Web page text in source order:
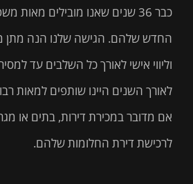
כבר 36 שנים שאנו מובילים
החדש שלהם. הגישה שלנו הנה מתן
וליווי אישי לאורך כל השלבים עד
לאורך השנים היינו שותפים למאות
אם מדובר במכירת דירות, בתים או
לרכישת דירת החלומות שלהם.